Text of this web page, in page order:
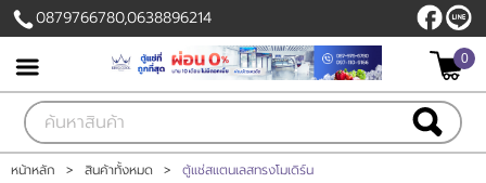
เข้าสู่ระบบ สมัครสมาชิก
สินค้าที่สนใจ( 0 )
0879766780,0638896214
0
หน้าหลัก > สินค้าทั้งหมด > ตู้แช่สแตนเลสทรงโมเดิร์น